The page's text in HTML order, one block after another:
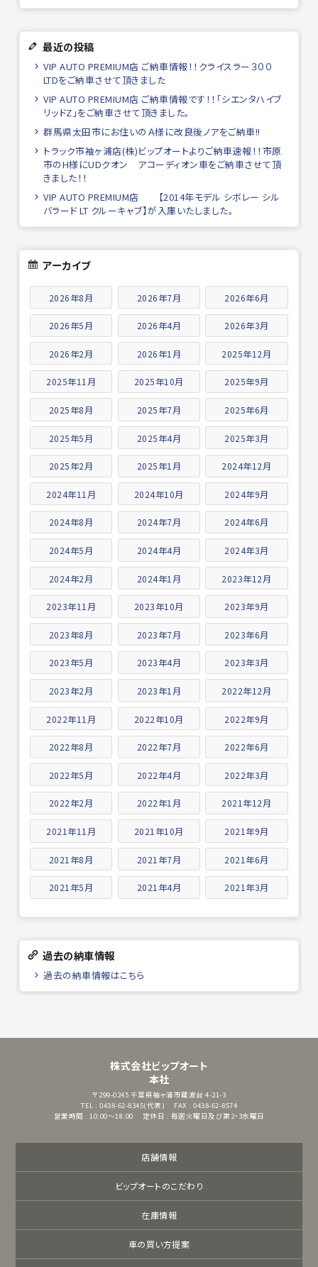
最近の投稿
VIP AUTO PREMIUM店 ご納車情報！！クライスラー３００
LTDをご納車させて頂きました
VIP AUTO PREMIUM店 ご納車情報です！！「シエンタハイブ
リッドZ」をご納車させて頂きました。
群馬県太田市にお住いのＡ様に改良後ノアをご納車!!
トラック市袖ヶ浦店(株)ビップオートよりご納車速報！！市原
市のH様にUDクオン アコーディオン車をご納車させて頂
きました！！
VIP AUTO PREMIUM店 【2014年モデル シボレー シル
バラード LT クルーキャブ】が入庫いたしました。
アーカイブ
2026年8月 2026年7月 2026年6月
2026年5月 2026年4月 2026年3月
2026年2月 2026年1月 2025年12月
2025年11月 2025年10月 2025年9月
2025年8月 2025年7月 2025年6月
2025年5月 2025年4月 2025年3月
2025年2月 2025年1月 2024年12月
2024年11月 2024年10月 2024年9月
2024年8月 2024年7月 2024年6月
2024年5月 2024年4月 2024年3月
2024年2月 2024年1月 2023年12月
2023年11月 2023年10月 2023年9月
2023年8月 2023年7月 2023年6月
2023年5月 2023年4月 2023年3月
2023年2月 2023年1月 2022年12月
2022年11月 2022年10月 2022年9月
2022年8月 2022年7月 2022年6月
2022年5月 2022年4月 2022年3月
2022年2月 2022年1月 2021年12月
2021年11月 2021年10月 2021年9月
2021年8月 2021年7月 2021年6月
2021年5月 2021年4月 2021年3月
過去の納車情報
過去の納車情報はこちら
株式会社ビップオート
本社
〒299-0245 千葉県袖ヶ浦市蔵波台 4-21-3
TEL : 0438-62-8345(代表)
FAX : 0438-62-8574
営業時間 : 10:00～18:00
定休日 : 毎週火曜日及び第2・3水曜日
店舗情報
ビップオートのこだわり
在庫情報
車の買い方提案